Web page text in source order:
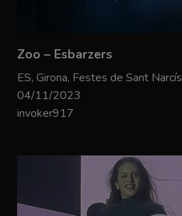
Zoo – Esbarzers
ES, Girona, Festes de Sant Narcís
04/11/2023
invoker917